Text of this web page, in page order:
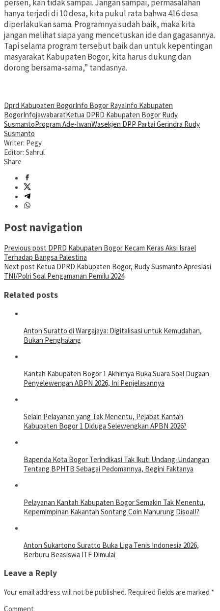
persen, kan tidak sampai. Jangan sampai, permasalahan
hanya terjadi di 10 desa, kita pukul rata bahwa 416 desa
diperlakukan sama. Programnya sudah baik, maka kita
jangan melihat siapa yang mencetuskan ide dan gagasannya.
Tapi selama program tersebut baik dan untuk kepentingan
masyarakat Kabupaten Bogor, kita harus dukung dan
dorong bersama-sama,” tandasnya.
Dprd Kabupaten BogorInfo Bogor RayaInfo Kabupaten
BogorInfojawabaratKetua DPRD Kabupaten Bogor Rudy
SusmantoProgram Ade-IwanWasekjen DPP Partai Gerindra Rudy
Susmanto
Writer: Pegy
Editor: Sahrul
Share
Post navigation
Previous post DPRD Kabupaten Bogor Kecam Keras Aksi Israel
Terhadap Bangsa Palestina
Next post Ketua DPRD Kabupaten Bogor, Rudy Susmanto Apresiasi
TNI/Polri Soal Pengamanan Pemilu 2024
Related posts
Anton Suratto di Wargajaya: Digitalisasi untuk Kemudahan,
Bukan Penghalang
Kantah Kabupaten Bogor 1 Akhirnya Buka Suara Soal Dugaan
Penyelewengan ABPN 2026, Ini Penjelasannya
Selain Pelayanan yang Tak Menentu, Pejabat Kantah
Kabupaten Bogor 1 Diduga Selewengkan APBN 2026?
Bapenda Kota Bogor Terindikasi Tak Ikuti Undang-Undangan
Tentang BPHTB Sebagai Pedomannya, Begini Faktanya
Pelayanan Kantah Kabupaten Bogor Semakin Tak Menentu,
Kepemimpinan Kakantah Sontang Coin Manurung Disoal!?
Anton Sukartono Suratto Buka Liga Tenis Indonesia 2026,
Berburu Beasiswa ITF Dimulai
Leave a Reply
Your email address will not be published. Required fields are marked *
Comment